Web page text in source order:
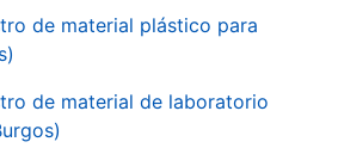
de material plástico para
de material de laboratorio